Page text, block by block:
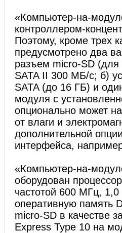
«Компьютер-на-
контроллером-
Поэтому, кроме трех
предусмотрено два
разъем micro-SD
SATA II 300 МБ/с; б)
SATA (до 16 ГБ) и
модуля с
опционально может
от влаги и
дополнительной
интерфейса,
«Компьютер-на-
оборудован
частотой 600 MГц,
оперативную память
micro-SD в качестве
Express Type 10 на